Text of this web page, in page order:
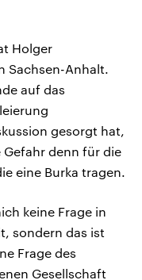
Holger
Sachsen-Anhalt.
auf das
gesorgt hat,
denn für die
eine Burka tragen.
keine Frage in
sondern das ist
Frage des
Gesellschaft